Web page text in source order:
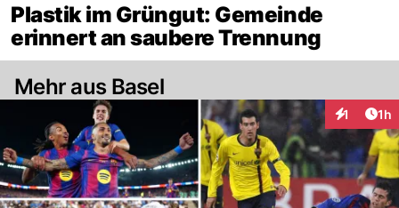
Plastik im Grüngut: Gemeinde
erinnert an saubere Trennung
Mehr aus Basel
1 1h